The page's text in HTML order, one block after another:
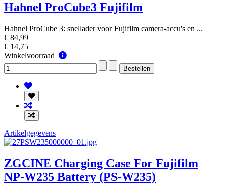
Hahnel ProCube3 Fujifilm
Hahnel ProCube 3: snellader voor Fujifilm camera-accu's en ...
€ 84,99
€ 14,75
Winkelvoorraad
Winkelvoorraad
Artikelgegevens
ZGCINE Charging Case For Fujifilm
NP-W235 Battery (PS-W235)